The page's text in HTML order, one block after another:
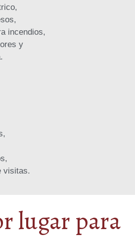
incendios,
y
visitas.
lugar para